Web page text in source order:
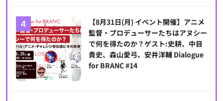
【8月31日(月) イベント開催】アニメ
監督・プロデューサーたちはアヌシー
で何を得たのか？ゲスト:史耕、中目
貴史、森山愛弓、安井洋輔 Dialogue
for BRANC #14